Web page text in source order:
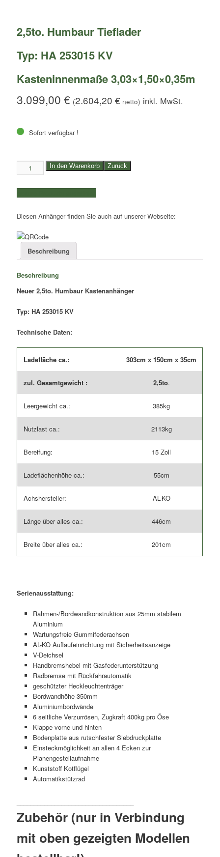
2,5to. Humbaur Tieflader
Typ: HA 253015 KV
Kasteninnenmaße 3,03×1,50×0,35m
3.099,00€ (2.604,20€ netto)
Sofort verfügbar !
2,5to.
Humbaur
Tieflader
|
HA
KV
Kasteninnenmaße
Menge
In den Warenkorb Zurück
Diesen Anhänger finden Sie auch auf unserer Webseite:
Beschreibung
Beschreibung
Neuer 2,5to. Humbaur Kastenanhänger
Typ: HA 253015 KV
Technische Daten:
Ladefläche ca.: 303cm x 150cm x 35cm
zul. Gesamtgewicht : 2,5to.
Leergewicht ca.: 385kg
Nutzlast ca.: 2113kg
Bereifung: 15 Zoll
Ladeflächenhöhe ca.: 55cm
Achshersteller: AL-KO
Länge über alles ca.: 446cm
Breite über alles ca.: 201cm
Serienausstattung:
Rahmen-/Bordwandkonstruktion aus 25mm stabilem
Aluminium
Wartungsfreie Gummifederachsen
AL-KO Auflaufeinrichtung mit Sicherheitsanzeige
V-Deichsel
Handbremshebel mit Gasfederunterstützung
Radbremse mit Rückfahrautomatik
geschützter Heckleuchtenträger
Bordwandhöhe 350mm
Aluminiumbordwände
6 seitliche Verzurrösen, Zugkraft 400kg pro Öse
Klappe vorne und hinten
Bodenplatte aus rutschfester Siebdruckplatte
Einsteckmöglichkeit an allen 4 Ecken zur
Planengestellaufnahme
Kunststoff Kotflügel
Automatikstützrad
Zubehör (nur in Verbindung
mit oben gezeigten Modellen